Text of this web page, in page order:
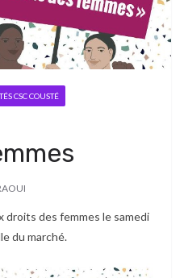
CSC COUSTÉ
droits des femmes le samedi
du marché.